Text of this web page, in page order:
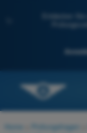
Entdecken
Home Prüfungsfragen